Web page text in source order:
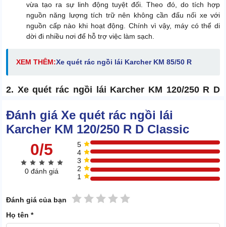
vừa tạo ra sự linh động tuyệt đối. Theo đó, do tích hợp
nguồn năng lượng tích trữ nên không cần đấu nối xe với
nguồn cấp nào khi hoạt động. Chính vì vậy, máy có thể di
dời đi nhiều nơi để hỗ trợ việc làm sạch.
XEM THÊM:Xe quét rác ngồi lái Karcher KM 85/50 R
2. Xe quét rác ngồi lái Karcher KM 120/250 R D
Hiệu quả làm sạch của xe quét rác ngồi lái Karcher KM 120/250 R
D Classic được đánh giá 10/10. Và bạn cũng sẽ đồng tình khi nhìn
vào 3 khía cạnh dưới đây:
Hiệu suất làm sạch:
Đánh giá Xe quét rác ngồi lái
Karcher KM 120/250 R D Classic
0/5
0 đánh giá
5
4
3
2
1
Đánh giá của bạn 5 sao
4 sao
3 sao
2 sao
1 sao
Họ tên *